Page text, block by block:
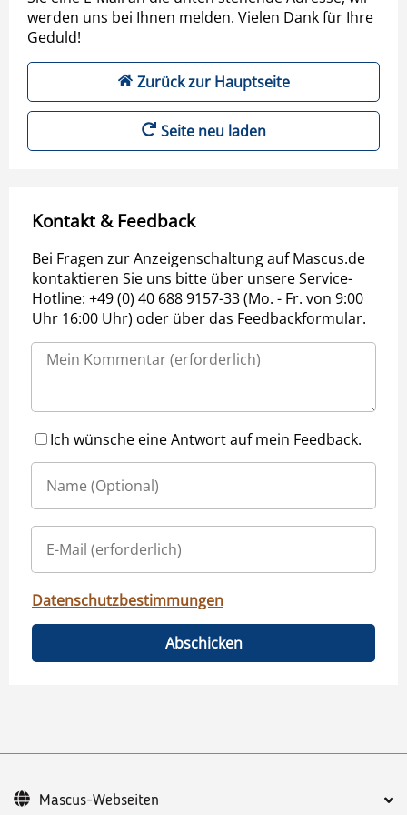
werden uns bei Ihnen melden. Vielen Dank für Ihre
Geduld!
Zurück zur Hauptseite
Seite neu laden
Kontakt & Feedback
Bei Fragen zur Anzeigenschaltung auf Mascus.de
kontaktieren Sie uns bitte über unsere Service-
Hotline: +49 (0) 40 688 9157-33 (Mo. - Fr. von 9:00
Uhr 16:00 Uhr) oder über das Feedbackformular.
Ich wünsche eine Antwort auf mein Feedback.
Datenschutzbestimmungen
Abschicken
Mascus-Webseiten